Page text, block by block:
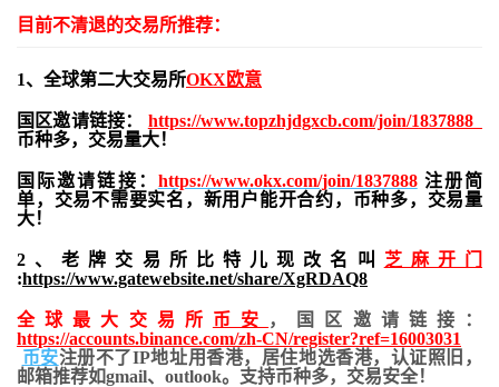
目前不清退的交易所推荐：
1、全球第二大交易所OKX欧意
国区邀请链接： https://www.topzhjdgxcb.com/join/1837888
币种多，交易量大！
国际邀请链接： https://www.okx.com/join/1837888注册简
单，交易不需要实名，新用户能开合约， 币种多，交易量
大！
2、老牌交易所比特儿现改名叫 芝麻开门
:https://www.gatewebsite.net/share/XgRDAQ8
全球最大交易所 币安
，国区邀请链接：
https://accounts.binance.com/zh-CN/register?ref=16003031
币安注册不了IP地址用香港，居住地选香港，认证照旧，
邮箱推荐如gmail、outlook。支持币种多，交易安全！